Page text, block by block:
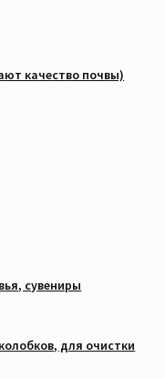
качество почвы)
сувениры
для очистки